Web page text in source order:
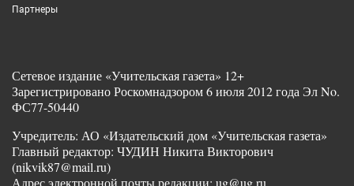
Партнеры
Сетевое издание «Учительская газета» 12+
Зарегистрировано Роскомнадзором 6 июля 2012 года Эл No.
ФС77-50440
Учредитель: АО «Издательский дом «Учительская газета»
Главный редактор: ЧУДИН Никита Викторович
(nikvik87@mail.ru)
Адрес электронной почты редакции: ug@ug.ru